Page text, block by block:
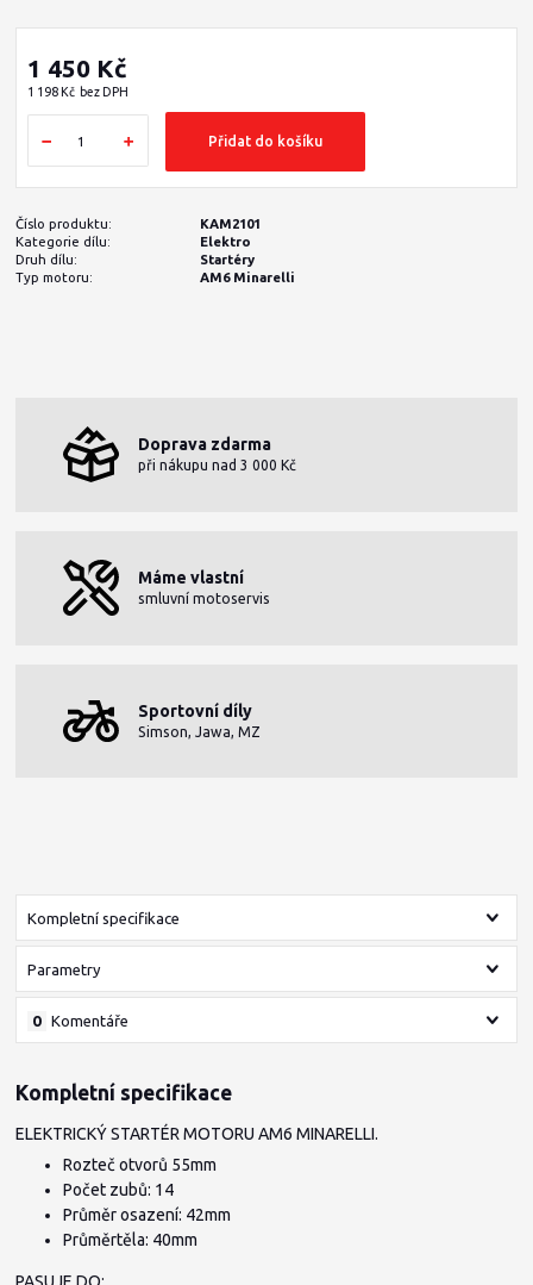
1 450 Kč
1 198 Kč bez DPH
Přidat do košíku
Číslo produktu:
KAM2101
Kategorie dílu:
Elektro
Druh dílu:
Startéry
Typ motoru:
AM6 Minarelli
Doprava zdarma
při nákupu nad 3 000 Kč
Máme vlastní
smluvní motoservis
Sportovní díly
Simson, Jawa, MZ
Kompletní specifikace
Parametry
Komentáře
0
Kompletní specifikace
ELEKTRICKÝ STARTÉR MOTORU AM6 MINARELLI.
Rozteč otvorů 55mm
Počet zubů: 14
Průměr osazení: 42mm
Průměrtěla: 40mm